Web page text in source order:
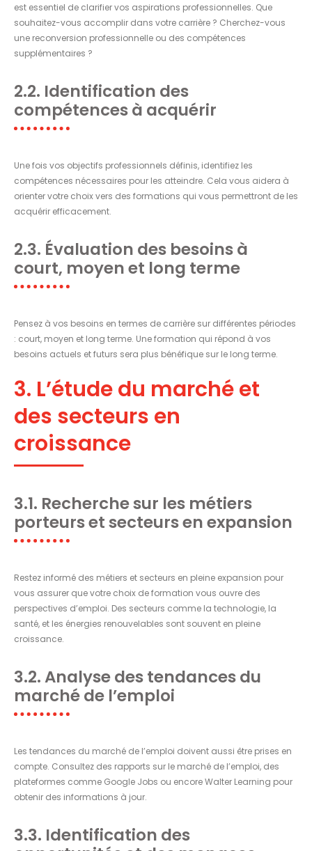
est essentiel de clarifier vos aspirations professionnelles. Que
souhaitez-vous accomplir dans votre carrière ? Cherchez-vous
une reconversion professionnelle ou des compétences
supplémentaires ?
2.2. Identification des
compétences à acquérir
Une fois vos objectifs professionnels définis, identifiez les
compétences nécessaires pour les atteindre. Cela vous aidera à
orienter votre choix vers des formations qui vous permettront de les
acquérir efficacement.
2.3. Évaluation des besoins à
court, moyen et long terme
Pensez à vos besoins en termes de carrière sur différentes périodes
: court, moyen et long terme. Une formation qui répond à vos
besoins actuels et futurs sera plus bénéfique sur le long terme.
3. L’étude du marché et
des secteurs en
croissance
3.1. Recherche sur les métiers
porteurs et secteurs en expansion
Restez informé des métiers et secteurs en pleine expansion pour
vous assurer que votre choix de formation vous ouvre des
perspectives d’emploi. Des secteurs comme la technologie, la
santé, et les énergies renouvelables sont souvent en pleine
croissance.
3.2. Analyse des tendances du
marché de l’emploi
Les tendances du marché de l’emploi doivent aussi être prises en
compte. Consultez des rapports sur le marché de l’emploi, des
plateformes comme Google Jobs ou encore Walter Learning pour
obtenir des informations à jour.
3.3. Identification des